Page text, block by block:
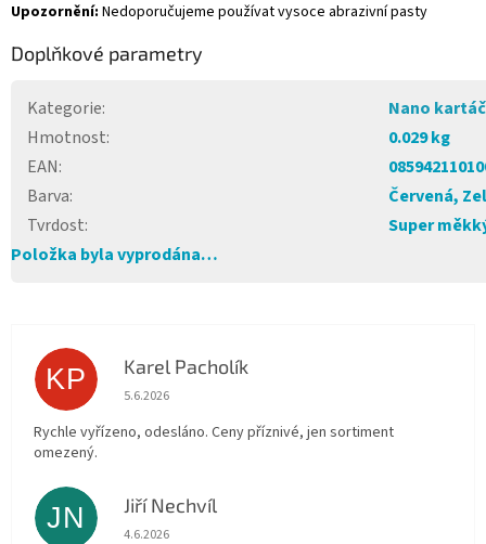
Upozornění: Nedoporučujeme používat vysoce abrazivní pasty
Doplňkové parametry
Kategorie:
Nano
Hmotnost:
0.029 kg
EAN:
Barva:
Červená,
Tvrdost:
Super
Položka byla vyprodána…
KP Karel Pacholík
Hodnocení obchodu je 4 z 5 hvězdiček.
5.6.2026
Rychle vyřízeno, odesláno. Ceny příznivé, jen sortiment
omezený.
JN Jiří Nechvíl
Hodnocení obchodu je 5 z 5 hvězdiček.
4.6.2026